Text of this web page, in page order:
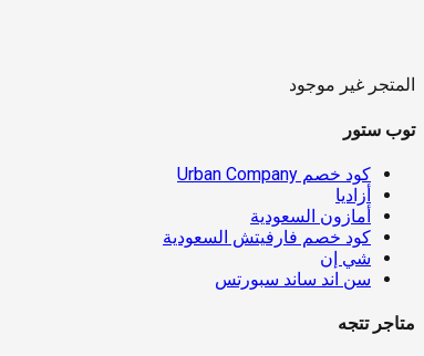
المتجر غير موجود
توب ستور
كود خصم Urban Company
أزاديا
أمازون السعودية
كود خصم فارفيتش السعودية
شي إن
سن اند ساند سبورتس
متاجر تتجه